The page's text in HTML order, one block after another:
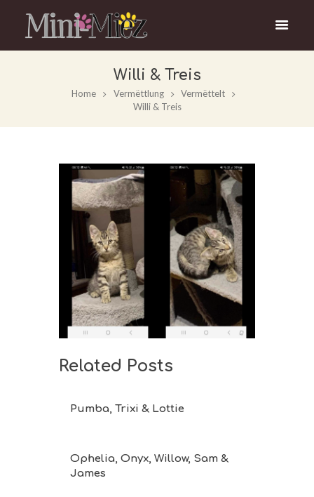
Willi & Treis
Home Vermëttlung
Vermëttelt
Willi & Treis
Related Posts
Pumba, Trixi & Lottie
Ophelia, Onyx, Willow, Sam &
James